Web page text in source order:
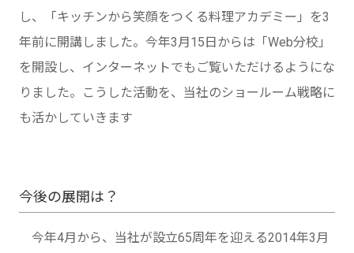
し、「キッチンから笑顔をつくる料理アカデミー」を3
年前に開講しました。今年3月15日からは「Web分校」
を開設し、インターネットでもご覧いただけるようにな
りました。こうした活動を、当社のショールーム戦略に
も活かしていきます
今後の展開は？
今年4月から、当社が設立65周年を迎える2014年3月